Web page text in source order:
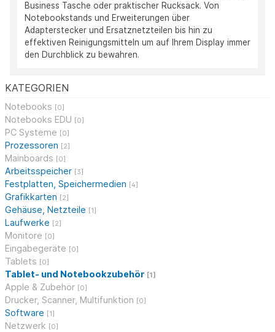
KATEGORIEN
Notebooks [0]
Notebooks EDU [0]
PC Systeme [0]
Prozessoren [2]
Mainboards [0]
Arbeitsspeicher [3]
Festplatten, Speichermedien [4]
Grafikkarten [2]
Gehäuse, Netzteile [1]
Laufwerke [2]
Monitore [0]
Eingabegeräte [0]
Tablets [0]
Tablet- und Notebookzubehör [1]
Apple & Zubehör [0]
Drucker, Scanner, Multifunktion [0]
Software [1]
Netzwerk [0]
Business Tasche oder praktischer Rucksack. Von
Notebookstands und Erweiterungen über
Adapterstecker und Ersatznetzteilen bis hin zu
effektiven Reinigungsmitteln um auf Ihrem Display immer
den Durchblick zu bewahren.